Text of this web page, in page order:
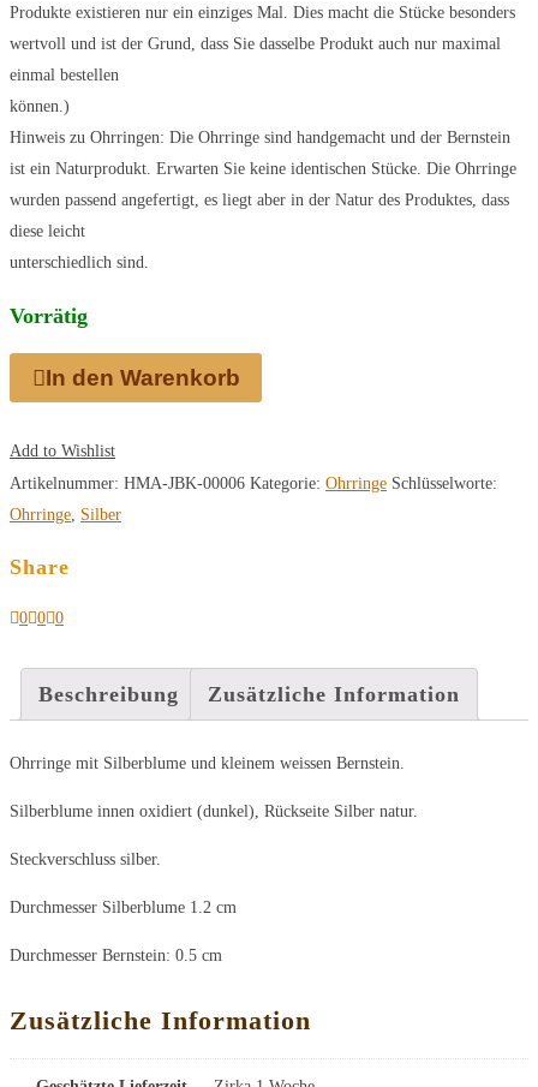
Produkte existieren nur ein einziges Mal. Dies macht die Stücke besonders
wertvoll und ist der Grund, dass Sie dasselbe Produkt auch nur maximal
einmal bestellen
können.)
Hinweis zu Ohrringen: Die Ohrringe sind handgemacht und der Bernstein
ist ein Naturprodukt. Erwarten Sie keine identischen Stücke. Die Ohrringe
wurden passend angefertigt, es liegt aber in der Natur des Produktes, dass
diese leicht
unterschiedlich sind.
Vorrätig
In den Warenkorb
Add to Wishlist
Artikelnummer: HMA-JBK-00006 Kategorie: Ohrringe Schlüsselworte:
Ohrringe, Silber
Share
0 0 0
Beschreibung Zusätzliche Information
Ohrringe mit Silberblume und kleinem weissen Bernstein.
Silberblume innen oxidiert (dunkel), Rückseite Silber natur.
Steckverschluss silber.
Durchmesser Silberblume 1.2 cm
Durchmesser Bernstein: 0.5 cm
Zusätzliche Information